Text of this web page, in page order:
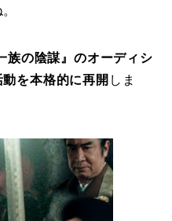
族の陰謀』のオーディシ
を本格的に再開 しま